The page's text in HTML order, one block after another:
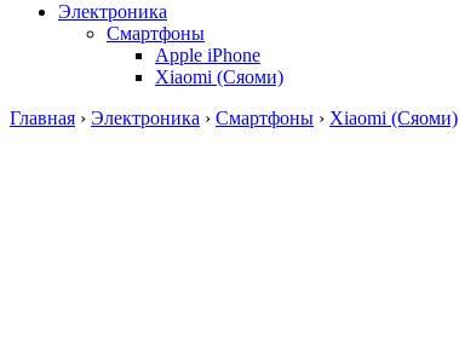
Электроника
Смартфоны
Apple iPhone
Xiaomi (Сяоми)
Главная › Электроника › Смартфоны › Xiaomi (Сяоми)